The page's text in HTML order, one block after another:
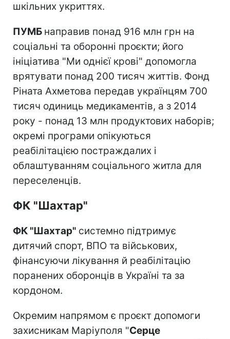
шкільних укриттях.
ПУМБ направив понад 916 млн грн на
соціальні та оборонні проєкти; його
ініціатива "Ми однієї крові" допомогла
врятувати понад 200 тисяч життів. Фонд
Ріната Ахметова передав українцям 700
тисяч одиниць медикаментів, а з 2014
року - понад 13 млн продуктових наборів;
окремі програми опікуються
реабілітацією постраждалих і
облаштуванням соціального житла для
переселенців.
ФК "Шахтар"
ФК "Шахтар" системно підтримує
дитячий спорт, ВПО та військових,
фінансуючи лікування й реабілітацію
поранених оборонців в Україні та за
кордоном.
Окремим напрямом є проєкт допомоги
захисникам Маріуполя "Серце